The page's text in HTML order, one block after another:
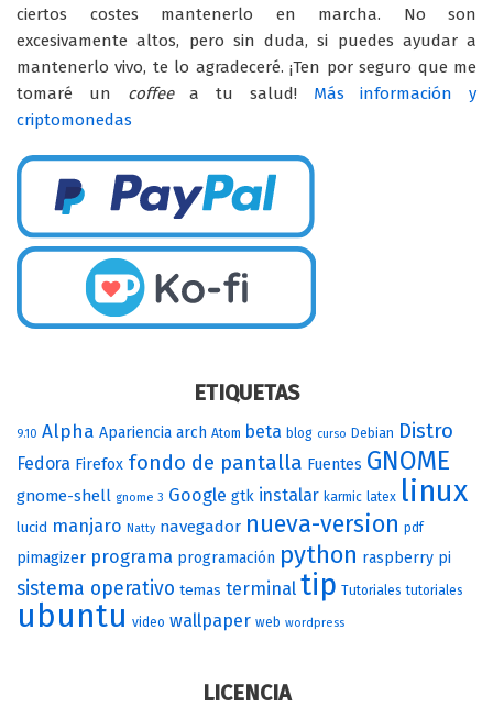
ciertos costes mantenerlo en marcha. No son
excesivamente altos, pero sin duda, si puedes ayudar a
mantenerlo vivo, te lo agradeceré. ¡Ten por seguro que me
tomaré un coffeea tu salud! Más información y
criptomonedas
ETIQUETAS
9.10 Alpha Apariencia arch Atom beta blog curso Debian Distro
Fedora Firefox fondo de pantalla Fuentes GNOME
gnome-shell gnome 3 Google gtk instalar karmic latex linux
lucid manjaro Natty navegador nueva-version pdf
pimagizer programa programación python raspberry pi
sistema operativo temas terminal tip Tutoriales tutoriales
ubuntu video wallpaper web wordpress
LICENCIA